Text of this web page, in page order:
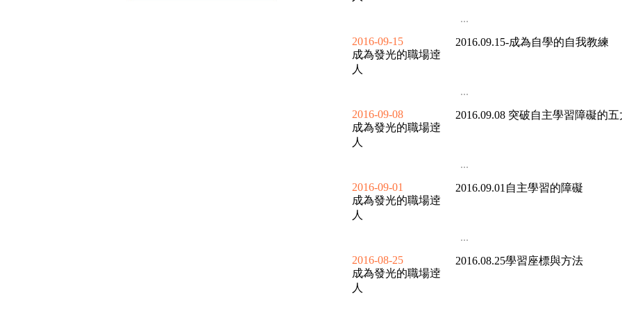
...
2016-09-15
成為發光的職場逹
人
2016.09.15-成為自學的自我教練
...
2016-09-08
成為發光的職場逹
人
2016.09.08 突破自主學習障礙的
...
2016-09-01
成為發光的職場逹
人
2016.09.01自主學習的障礙
...
2016-08-25
成為發光的職場逹
人
2016.08.25學習座標與方法